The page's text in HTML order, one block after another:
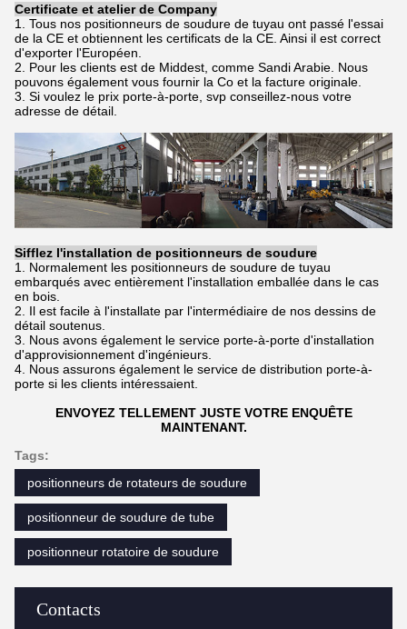
Contacts
Certificate et atelier de Company
1. Tous nos positionneurs de soudure de tuyau ont passé l'essai
de la CE et obtiennent les certificats de la CE. Ainsi il est correct
d'exporter l'Européen.
2. Pour les clients est de Middest, comme Sandi Arabie. Nous
pouvons également vous fournir la Co et la facture originale.
3. Si voulez le prix porte-à-porte, svp conseillez-nous votre
adresse de détail.
Sifflez l'installation de positionneurs de soudure
1. Normalement les positionneurs de soudure de tuyau
embarqués avec entièrement l'installation emballée dans le cas
en bois.
2. Il est facile à l'installate par l'intermédiaire de nos dessins de
détail soutenus.
3. Nous avons également le service porte-à-porte d'installation
d'approvisionnement d'ingénieurs.
4. Nous assurons également le service de distribution porte-à-
porte si les clients intéressaient.
ENVOYEZ TELLEMENT JUSTE VOTRE ENQUÊTE
MAINTENANT.
Tags:
positionneurs de rotateurs de soudure
positionneur de soudure de tube
positionneur rotatoire de soudure